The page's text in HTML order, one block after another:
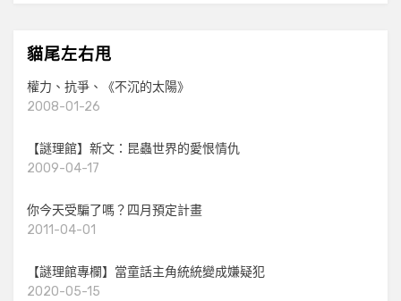
貓尾左右甩
權力、抗爭、《不沉的太陽》
2008-01-26
【謎理館】新文：昆蟲世界的愛恨情仇
2009-04-17
你今天受騙了嗎？四月預定計畫
2011-04-01
【謎理館專欄】當童話主角統統變成嫌疑犯
2020-05-15